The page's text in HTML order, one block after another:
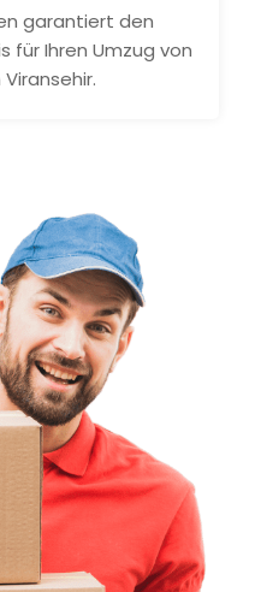
garantiert den
für Ihren Umzug von